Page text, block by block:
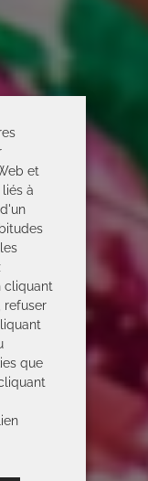
et
à
cliquant
refuser
que